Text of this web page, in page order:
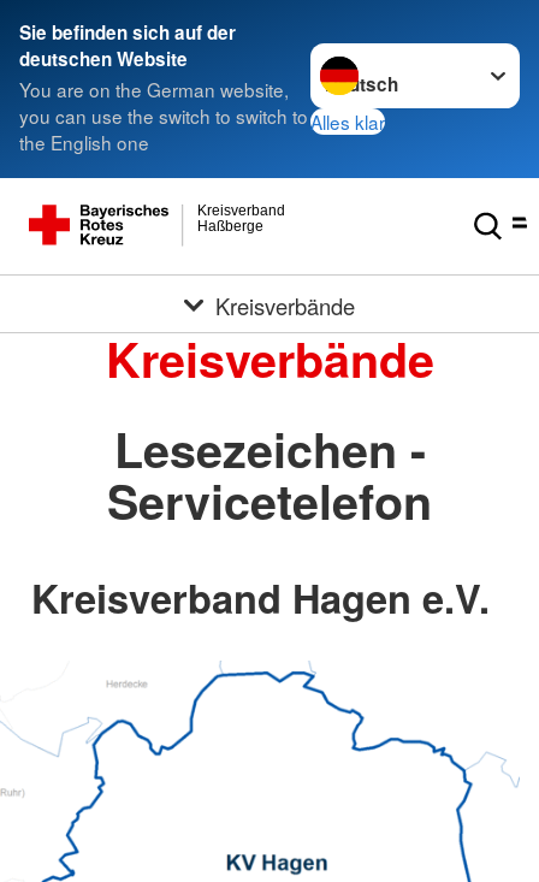
Sie befinden sich auf der
deutschen Website
You are on the German website,
you can use the switch to switch to
the English one
Sprache wechseln zu
Alles klar
Haßberge
Kreisverband
Kreisverbände
Kreisverbände
Lesezeichen -
Servicetelefon
Kreisverband Hagen e.V.